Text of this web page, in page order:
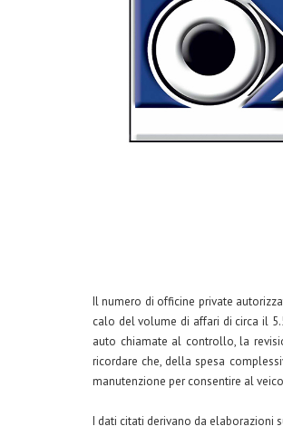
Il numero di officine private
calo del volume di affari di circa il
auto chiamate al controllo, la
ricordare che, della spesa
manutenzione per consentire al
I dati citati derivano da elaborazioni